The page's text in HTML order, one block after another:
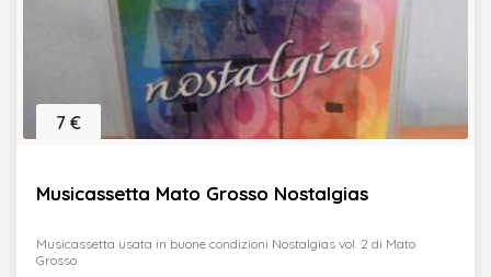
Musicassetta Mato Grosso Nostalgias
7 €
Musicassetta usata in buone condizioni Nostalgias vol. 2 di Mato
Grosso